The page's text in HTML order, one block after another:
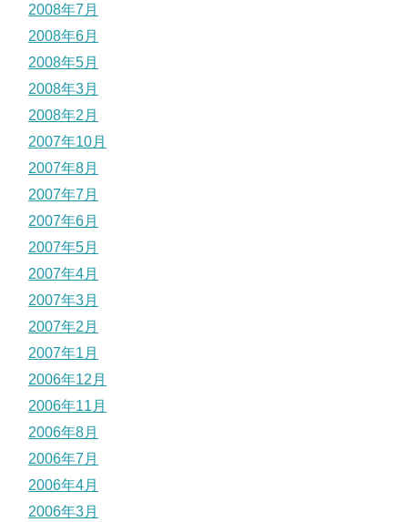
2008年7月
2008年6月
2008年5月
2008年3月
2008年2月
2007年10月
2007年8月
2007年7月
2007年6月
2007年5月
2007年4月
2007年3月
2007年2月
2007年1月
2006年12月
2006年11月
2006年8月
2006年7月
2006年4月
2006年3月